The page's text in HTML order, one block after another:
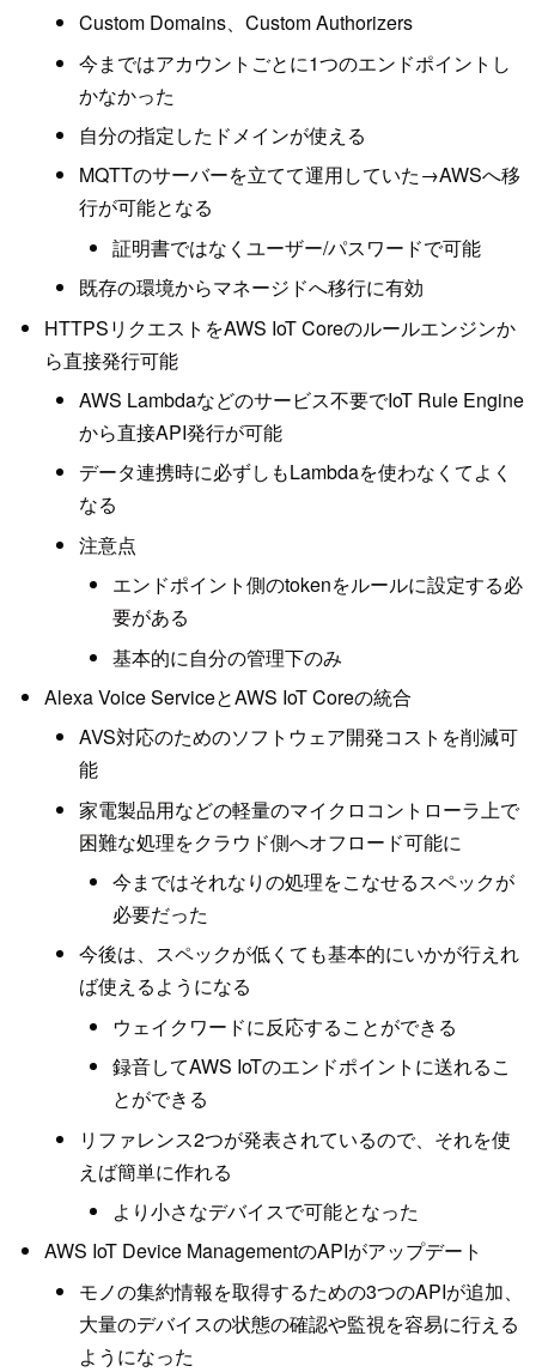
Custom Domains、Custom Authorizers
今まではアカウントごとに1つのエンドポイントし
かなかった
自分の指定したドメインが使える
MQTTのサーバーを立てて運用していた→AWSへ移
行が可能となる
証明書ではなくユーザー/パスワードで可能
既存の環境からマネージドへ移行に有効
HTTPSリクエストをAWS IoT Coreのルールエンジンか
ら直接発行可能
AWS Lambdaなどのサービス不要でIoT Rule Engine
から直接API発行が可能
データ連携時に必ずしもLambdaを使わなくてよく
なる
注意点
エンドポイント側のtokenをルールに設定する必
要がある
基本的に自分の管理下のみ
Alexa Voice ServiceとAWS IoT Coreの統合
AVS対応のためのソフトウェア開発コストを削減可
能
家電製品用などの軽量のマイクロコントローラ上で
困難な処理をクラウド側へオフロード可能に
今まではそれなりの処理をこなせるスペックが
必要だった
今後は、スペックが低くても基本的にいかが行えれ
ば使えるようになる
ウェイクワードに反応することができる
録音してAWS IoTのエンドポイントに送れるこ
とができる
リファレンス2つが発表されているので、それを使
えば簡単に作れる
より小さなデバイスで可能となった
AWS IoT Device ManagementのAPIがアップデート
モノの集約情報を取得するための3つのAPIが追加、
大量のデバイスの状態の確認や監視を容易に行える
ようになった